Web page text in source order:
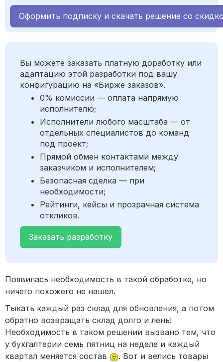
Оформить подписку и скачать решение со
Вы можете заказать платную доработку или
адаптацию этой разработки под вашу
конфигурацию на «Бирже заказов».
0% комиссии — оплата напрямую
исполнителю;
Исполнители любого масштаба — от
отдельных специалистов до команд
под проект;
Прямой обмен контактами между
заказчиком и исполнителем;
Безопасная сделка — при
необходимости;
Рейтинги, кейсы и прозрачная система
откликов.
Заказать разработку
Появилась необходимость в такой обработке, но
ничего похожего не нашел.
Тыкать каждый раз склад для обновления, а потом
обратно возвращать склад долго и лень!
Необходимость в таком решении вызвано тем, что
у бухгалтерии семь пятниц на неделе и каждый
квартал меняется состав
. Вот и велись товары